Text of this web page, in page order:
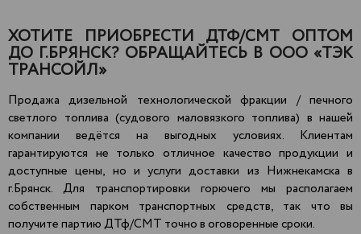
ХОТИТЕ ПРИОБРЕСТИ ДТФ/СМТ ОПТОМ
ДО Г.БРЯНСК? ОБРАЩАЙТЕСЬ В ООО «ТЭК
ТРАНСОЙЛ»
Продажа дизельной технологической фракции / печного
светлого топлива (судового маловязкого топлива) в нашей
компании ведётся на выгодных условиях. Клиентам
гарантируются не только отличное качество продукции и
доступные цены, но и услуги доставки из Нижнекамска в
г.Брянск. Для транспортировки горючего мы располагаем
собственным парком транспортных средств, так что вы
получите партию ДТф/СМТ точно в оговоренные сроки.